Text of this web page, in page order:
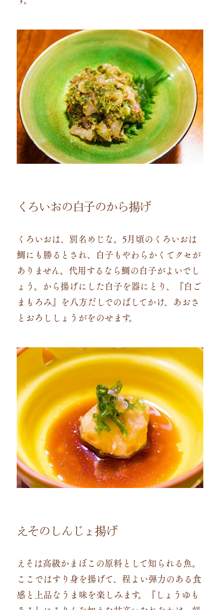
くろいおの白子のから揚げ
くろいおは、別名めじな。5月頃のくろいおは
鯛にも勝るとされ、白子もやわらかくてクセが
ありません。代用するなら鯛の白子がよいでし
ょう。から揚げにした白子を器にとり、『白ご
まもろみ』を八方だしでのばしてかけ、あおさ
とおろししょうがをのせます。
えそのしんじょ揚げ
えそは高級かまぼこの原料として知られる魚。
ここではすり身を揚げて、程よい弾力のある食
感と上品なうま味を楽しみます。『しょうゆも